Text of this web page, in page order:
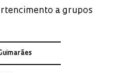
a grupos